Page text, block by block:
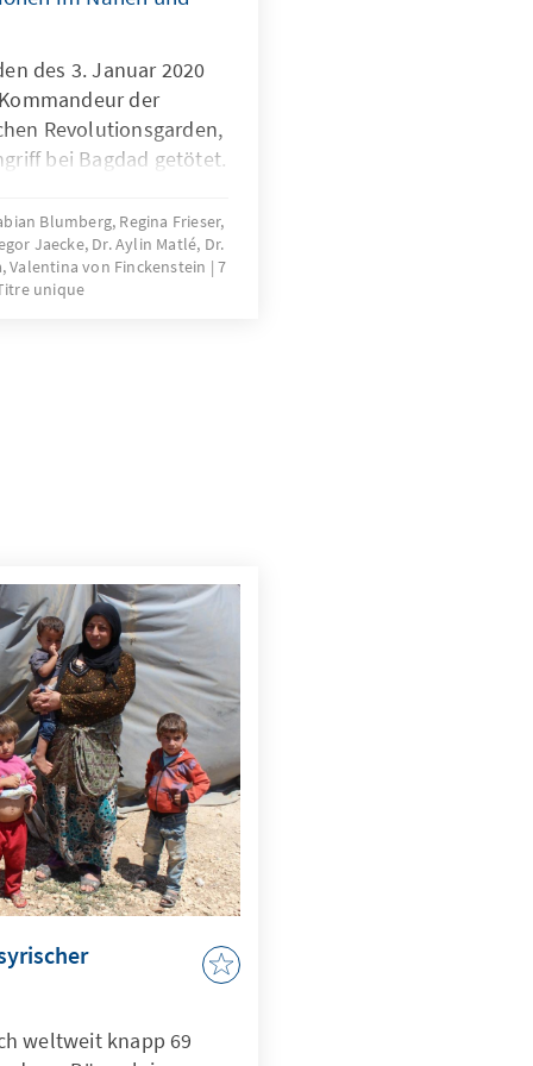
des 3. Januar 2020
der
Revolutionsgarden,
bei Bagdad getötet.
von US-genutzten
zum 8. Januar – und
Vergeltung – die
bleibt offen.
Blumberg, Regina Frieser,
Jaecke, Dr. Aylin Matlé, Dr.
Valentina von Finckenstein
7
unique
weltweit knapp 69